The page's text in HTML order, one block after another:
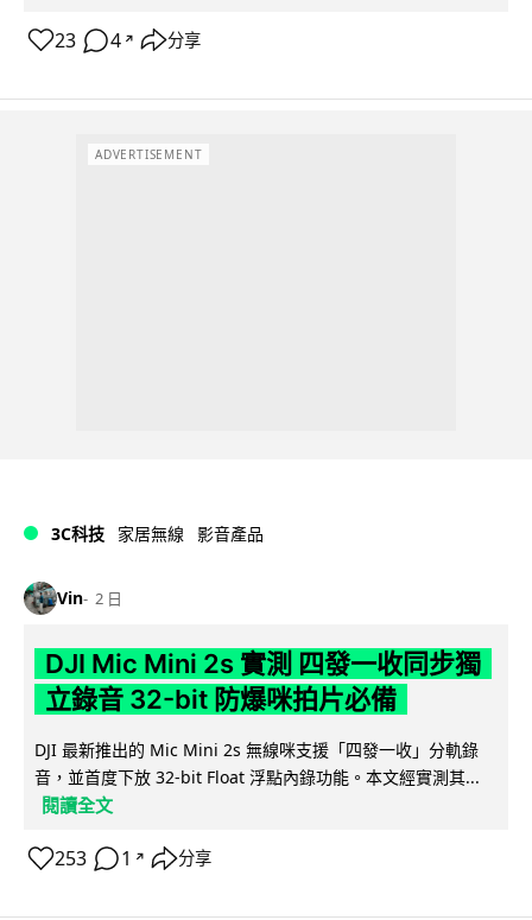
23 4 ↗ 分享
ADVERTISEMENT
3C科技 家居無線 影音產品
Vin 2 日
DJI Mic Mini 2s 實測 四發一收同步獨
立錄音 32-bit 防爆咪拍片必備
DJI 最新推出的 Mic Mini 2s 無線咪支援「四發一收」分軌錄
音，並首度下放 32-bit Float 浮點內錄功能。本文經實測其...
閱讀全文
253 1 ↗ 分享